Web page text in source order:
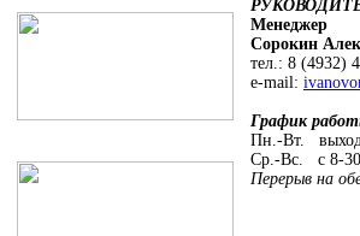
Менеджер
Сорокин
тел.: 8 (4932)
e-mail:
График
Пн.-Вт.
Ср.-Вс. с 8-
Перерыв на